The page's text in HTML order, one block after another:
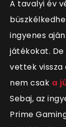
A tavalyi év
ingyenes
játékokat.
vettek vissza
nem csak a
Sebaj, az
Prime